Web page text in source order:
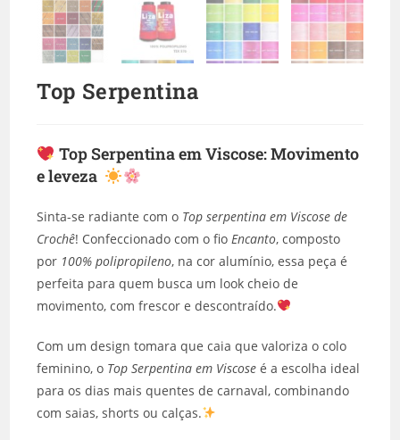
Top Serpentina
Top Serpentina em Viscose: Movimento
e leveza
Sinta-se radiante com o Top serpentina em Viscose de
Crochê! Confeccionado com o fio Encanto, composto
por 100% polipropileno, na cor alumínio, essa peça é
perfeita para quem busca um look cheio de
movimento, com frescor e descontraído.
Com um design tomara que caia que valoriza o colo
feminino, o Top Serpentina em Viscose é a escolha ideal
para os dias mais quentes de carnaval, combinando
com saias, shorts ou calças.